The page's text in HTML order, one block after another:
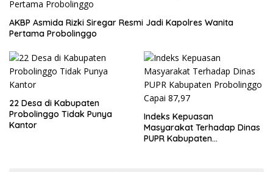
AKBP Asmida Rizki Siregar Resmi Jadi Kapolres Wanita
Pertama Probolinggo
22 Desa di Kabupaten
Probolinggo Tidak Punya
Kantor
Indeks Kepuasan
Masyarakat Terhadap Dinas
PUPR Kabupaten